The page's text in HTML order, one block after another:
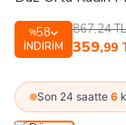
%58
İNDIRIM
867,24TL
359,99
Son 24 saatte 6